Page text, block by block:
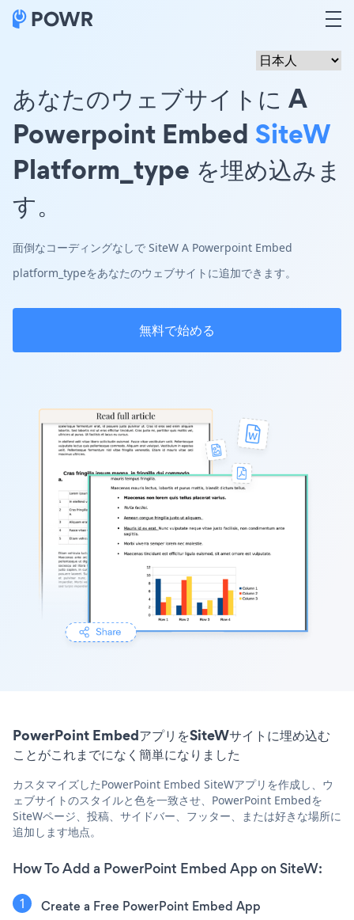
あなたのウェブサイトに A
Powerpoint Embed SiteW
Platform_type を埋め込みま
す。
面倒なコーディングなしで SiteW A Powerpoint Embed
platform_typeをあなたのウェブサイトに追加できます。
無料で始める
PowerPoint EmbedアプリをSiteWサイトに埋め込む
ことがこれまでになく簡単になりました
カスタマイズしたPowerPoint Embed SiteWアプリを作成し、ウ
ェブサイトのスタイルと色を一致させ、PowerPoint Embedを
SiteWページ、投稿、サイドバー、フッター、または好きな場所に
追加します地点。
How To Add a PowerPoint Embed App on SiteW:
Create a Free PowerPoint Embed App